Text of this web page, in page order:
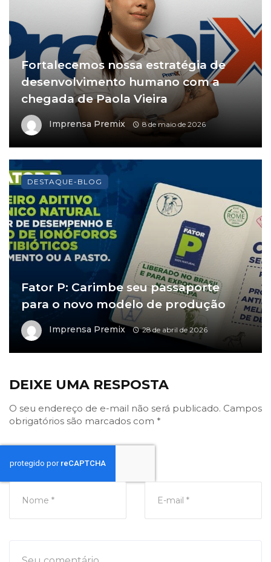
Fortalecemos nossa estratégia de
desenvolvimento humano com a
chegada de Paola Vieira
Imprensa Premix 8 de maio de 2026
Fator P: Carimbe seu passaporte
para o novo modelo de produção
Imprensa Premix 28 de abril de 2026
DESTAQUE-BLOG
DEIXE UMA RESPOSTA
O seu endereço de e-mail não será publicado. Campos
obrigatórios são marcados com *